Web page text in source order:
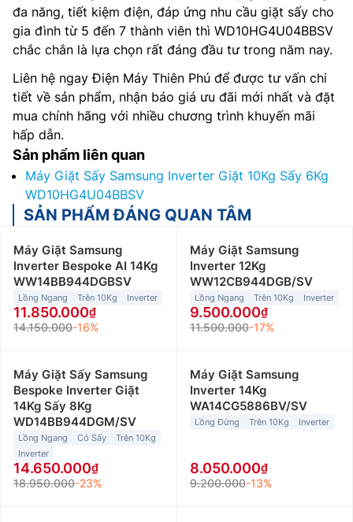
đa năng, tiết kiệm điện, đáp ứng nhu cầu giặt sấy cho
gia đình từ 5 đến 7 thành viên thì WD10HG4U04BBSV
chắc chắn là lựa chọn rất đáng đầu tư trong năm nay.
Liên hệ ngay Điện Máy Thiên Phú để được tư vấn chi
tiết về sản phẩm, nhận báo giá ưu đãi mới nhất và đặt
mua chính hãng với nhiều chương trình khuyến mãi
hấp dẫn.
Sản phẩm liên quan
Máy Giặt Sấy Samsung Inverter Giặt 10Kg Sấy 6Kg
WD10HG4U04BBSV
SẢN PHẨM ĐÁNG QUAN TÂM
Máy Giặt Samsung
Inverter Bespoke AI 14Kg
WW14BB944DGBSV
Lồng Ngang Trên 10Kg Inverter
11.850.000
14.150.000-16%
Máy Giặt Samsung
Inverter 12Kg
WW12CB944DGB/SV
Lồng Ngang Trên 10Kg Inverter
9.500.000
11.500.000-17%
Máy Giặt Sấy Samsung
Bespoke Inverter Giặt
14Kg Sấy 8Kg
WD14BB944DGM/SV
Lồng Ngang Có Sấy
Trên 10Kg
Inverter
14.650.000
18.950.000-23%
Máy Giặt Samsung
Inverter 14Kg
WA14CG5886BV/SV
Lồng Đứng Trên 10Kg Inverter
8.050.000
9.200.000-13%